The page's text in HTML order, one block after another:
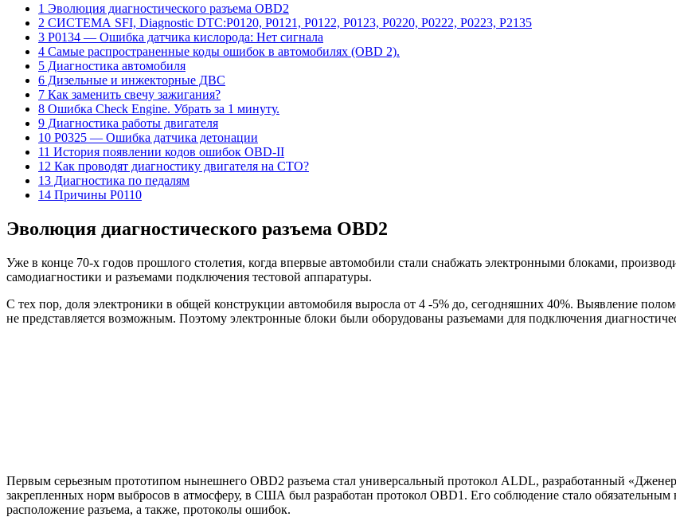
1 Эволюция диагностического разъема OBD2
2 СИСТЕМА SFI, Diagnostic DTC:P0120, P0121, P0122, P0123, P0220, P0222, P0223, P2135
3 P0134 — Ошибка датчика кислорода: Нет сигнала
4 Самые распространенные коды ошибок в автомобилях (OBD 2).
5 Диагностика автомобиля
6 Дизельные и инжекторные ДВС
7 Как заменить свечу зажигания?
8 Ошибка Check Engine. Убрать за 1 минуту.
9 Диагностика работы двигателя
10 P0325 — Ошибка датчика детонации
11 История появлении кодов ошибок OBD-II
12 Как проводят диагностику двигателя на СТО?
13 Диагностика по педалям
14 Причины P0110
Эволюция диагностического разъема OBD2
Уже в конце 70-х годов прошлого столетия, когда впервые автомобили стали снабжать электронными блоками,
самодиагностики и разъемами подключения тестовой аппаратуры.
С тех пор, доля электроники в общей конструкции автомобиля выросла от 4 -5% до, сегодняшних 40%. Выявление
не представляется возможным. Поэтому электронные блоки были оборудованы разъемами для подключения
Первым серьезным прототипом нынешнего OBD2 разъема стал универсальный протокол ALDL, разработанный
закрепленных норм выбросов в атмосферу, в США был разработан протокол OBD1. Его соблюдение стало
расположение разъема, а также, протоколы ошибок.